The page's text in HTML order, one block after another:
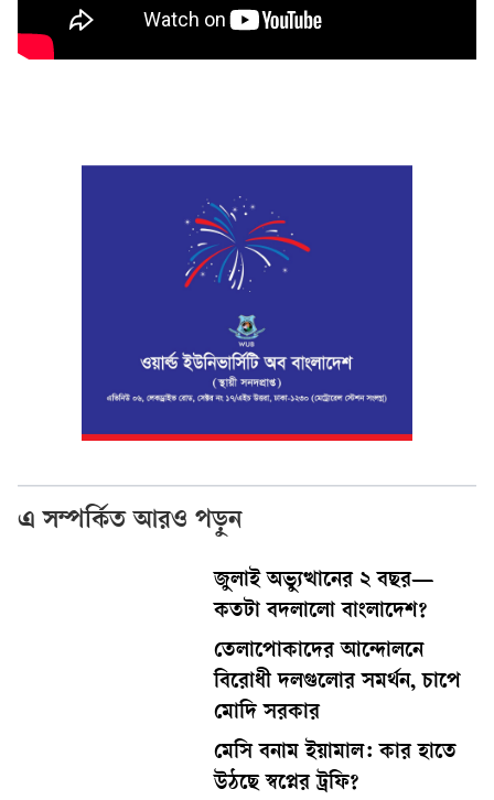
এ সম্পর্কিত আরও পড়ুন
জুলাই অভ্যুত্থানের ২ বছর—
কতটা বদলালো বাংলাদেশ?
তেলাপোকাদের আন্দোলনে
বিরোধী দলগুলোর সমর্থন, চাপে
মোদি সরকার
মেসি বনাম ইয়ামাল: কার হাতে
উঠছে স্বপ্নের ট্রফি?